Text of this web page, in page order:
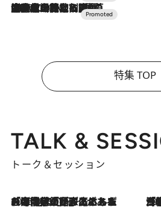
2026.7.10
NEW OPEN！【界 草津】名湯の地に誕生。趣の異なる2種の温泉と上州ならではの会席・蕎麦割烹など美食を味わう究極の癒やし旅
特集 TOP
TALK &
トーク＆セッション
2026.8.3
「今後値上げがあるとすれば…」「リスクがあるのは今年の冬」エネルギー専門家が語る、ホルムズ海峡封鎖が家庭にもたらす“ある心配” 「住宅建てられない…」「サ